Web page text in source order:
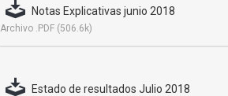
Notas Explicativas junio 2018
Archivo .PDF (506.6k)
Estado de resultados Julio 2018